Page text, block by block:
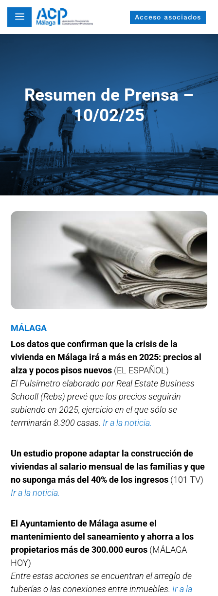
a Acceso asociados
Resumen de Prensa –
10/02/25
MÁLAGA
Los datos que confirman que la crisis de la
vivienda en Málaga irá a más en 2025: precios al
alza y pocos pisos nuevos (EL ESPAÑOL)
El Pulsímetro elaborado por Real Estate Business
Schooll (Rebs) prevé que los precios seguirán
subiendo en 2025, ejercicio en el que sólo se
terminarán 8.300 casas. Ir a la noticia.
Un estudio propone adaptar la construcción de
viviendas al salario mensual de las familias y que
no suponga más del 40% de los ingresos (101 TV)
Ir a la noticia.
El Ayuntamiento de Málaga asume el
mantenimiento del saneamiento y ahorra a los
propietarios más de 300.000 euros (MÁLAGA
HOY)
Entre estas acciones se encuentran el arreglo de
tuberías o las conexiones entre inmuebles. Ir a la